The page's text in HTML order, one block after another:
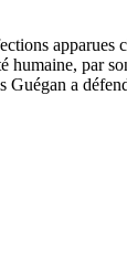
par
Guégan a